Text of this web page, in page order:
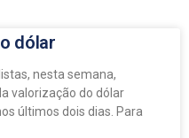
dólar
nesta semana,
valorização do dólar
últimos dois dias. Para